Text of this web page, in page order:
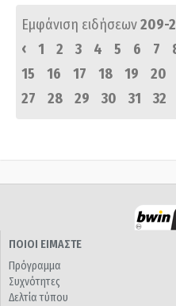
Εμφάνιση ειδήσεων209-
‹
1 2 3 4 5 6 7
15
16 17 18 19 20
27
28 29 30 31 32
ΠΟΙΟΙ ΕΙΜΑΣΤΕ
Πρόγραμμα
Συχνότητες
Δελτία τύπου